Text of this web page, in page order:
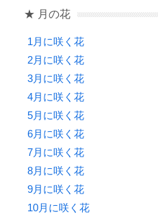
★ 月の花
1月に咲く花
2月に咲く花
3月に咲く花
4月に咲く花
5月に咲く花
6月に咲く花
7月に咲く花
8月に咲く花
9月に咲く花
10月に咲く花